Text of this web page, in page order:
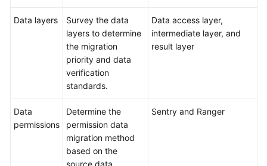
Data layers
Survey the data
layers to determine
the migration
priority and data
verification
standards.
Data access layer,
intermediate layer, and
result layer
Data
permissions
Determine the
permission data
migration method
based on the
source data
Sentry and Ranger